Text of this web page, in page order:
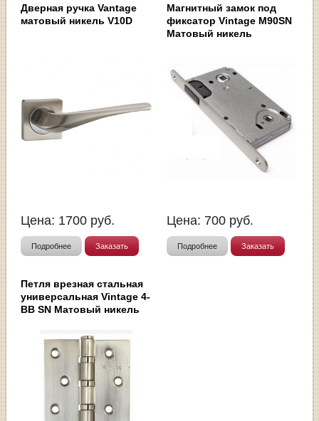
Дверная ручка Vantage
матовый никель V10D
Цена: 1700 руб.
Подробнее Заказать
Магнитный замок под
фиксатор Vintage M90SN
Матовый никель
Цена: 700 руб.
Подробнее Заказать
Петля врезная стальная
универсальная Vintage 4-
BB SN Матовый никель